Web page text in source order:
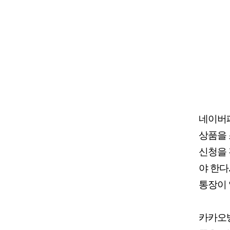
네이버
상품을
신청을
야 한
통장이
카카오